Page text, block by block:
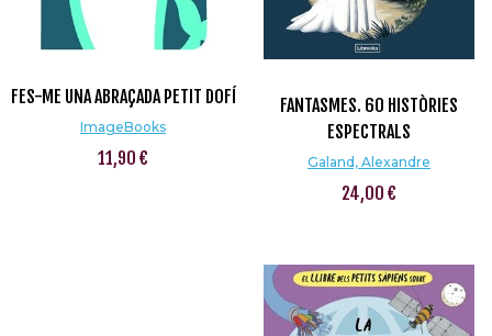
FES-ME UNA ABRAÇADA PETIT DOFÍ
ImageBooks
11,90 €
FANTASMES. 60 HISTÒRIES
ESPECTRALS
Galand, Alexandre
24,00 €